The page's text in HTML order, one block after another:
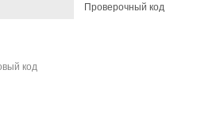
Проверочный код
код